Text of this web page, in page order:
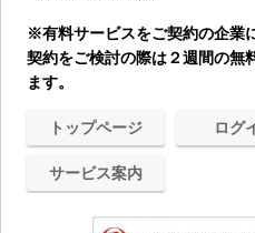
※有料サービスをご契約の企業
契約をご検討の際は２週間の無
ます。
トップページ ログ
サービス案内